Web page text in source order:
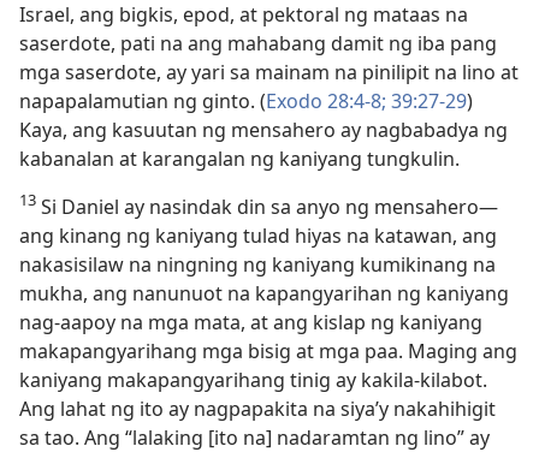
Israel, ang bigkis, epod, at pektoral ng mataas na
saserdote, pati na ang mahabang damit ng iba pang
mga saserdote, ay yari sa mainam na pinilipit na lino at
napapalamutian ng ginto. (Exodo 28:4-8; 39:27-29)
Kaya, ang kasuutan ng mensahero ay nagbabadya ng
kabanalan at karangalan ng kaniyang tungkulin.
13 Si Daniel ay nasindak din sa anyo ng mensahero​—
ang kinang ng kaniyang tulad hiyas na katawan, ang
nakasisilaw na ningning ng kaniyang kumikinang na
mukha, ang nanunuot na kapangyarihan ng kaniyang
nag-aapoy na mga mata, at ang kislap ng kaniyang
makapangyarihang mga bisig at mga paa. Maging ang
kaniyang makapangyarihang tinig ay kakila-kilabot.
Ang lahat ng ito ay nagpapakita na siya’y nakahihigit
sa tao. Ang “lalaking [ito na] nadaramtan ng lino” ay